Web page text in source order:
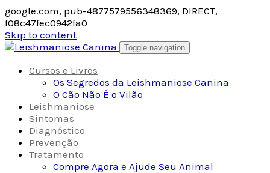
google.com, pub-4877579556348369, DIRECT,
f08c47fec0942fa0
Skip to content
Toggle navigation
Cursos e Livros
Os Segredos da Leishmaniose Canina
O Cão Não É o Vilão
Leishmaniose
Sintomas
Diagnóstico
Prevenção
Tratamento
Compre Agora e Ajude Seu Animal